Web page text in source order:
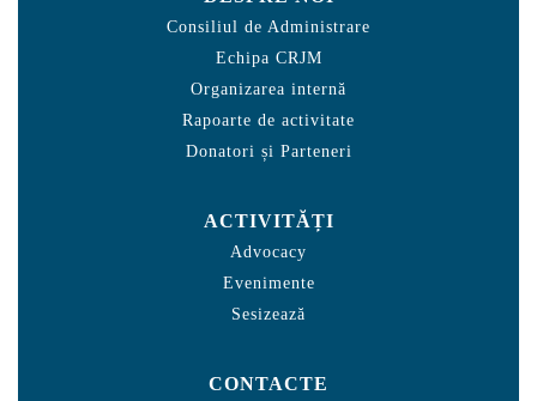
Consiliul de Administrare
Echipa CRJM
Organizarea internă
Rapoarte de activitate
Donatori și Parteneri
ACTIVITĂȚI
Advocacy
Evenimente
Sesizează
CONTACTE